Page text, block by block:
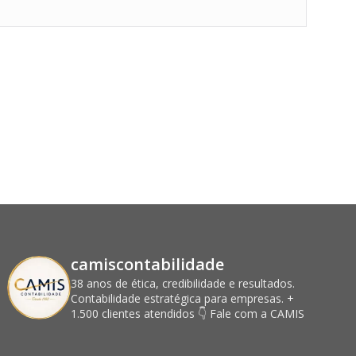
camiscontabilidade
38 anos de ética, credibilidade e resultados.
Contabilidade estratégica para empresas. +
1.500 clientes atendidos 👇 Fale com a CAMIS